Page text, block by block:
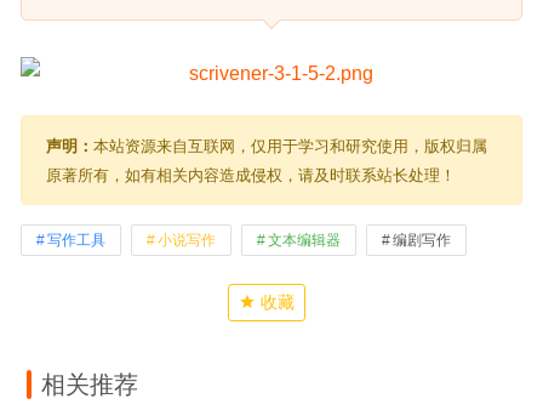
声明： 本站资源来自互联网，仅用于学习和研究使用，版权归属
原著所有，如有相关内容造成侵权，请及时联系站长处理！
写作工具 小说写作 文本编辑器 编剧写作
收藏
相关推荐